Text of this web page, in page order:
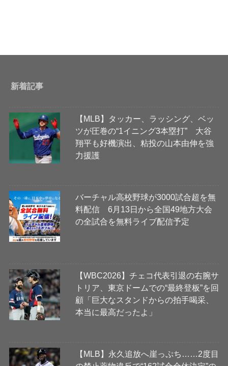
新着記事
【MLB】タッカー、ラッシング、ベッ
ツが圧巻の“1イニング3本塁打” 大谷
翔平も好機演出、粘投の山本由伸を強
力援護
バーチャル高校野球が3000試合超を無
料配信 6月13日から全国49地方大会
の全試合を無料ライブ配信予定
【WBC2026】チェコ代表引退の右腕サ
トリア、東京ドームでの“最終登板”を回
顧「巨大なスタンドからの拍手喝采、
本当に最高だったよ」
【MLB】永久追放へ崖っぷち……2度目